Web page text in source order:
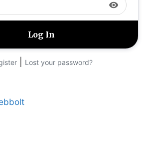
visibility
Lost your password?